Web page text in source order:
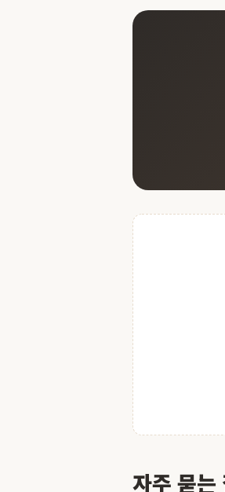
자주 묻는